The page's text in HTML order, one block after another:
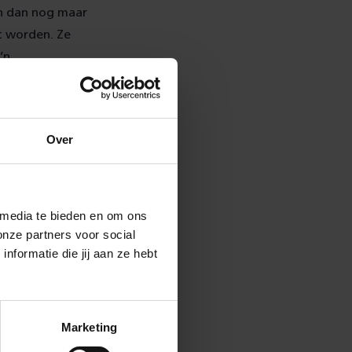
Over
te bieden en om ons
partners voor social
die jij aan ze hebt
Marketing
dan nog maar
worden. Ze
efficiënt is.
doen we dat.